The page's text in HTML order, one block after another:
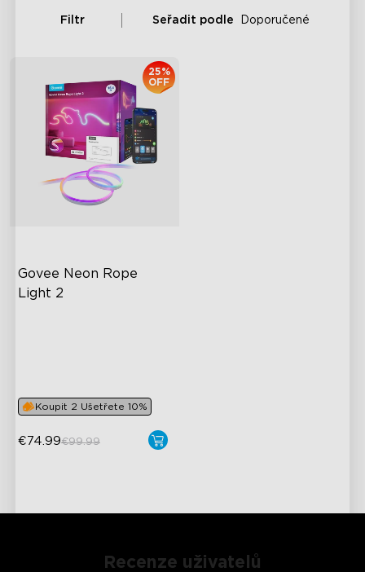
Filtr Seřadit podle Doporučené
Govee Neon Rope
Light 2
25%
OFF
Koupit 2 Ušetřete 10%
€74.99€99.99
Recenze uživatelů